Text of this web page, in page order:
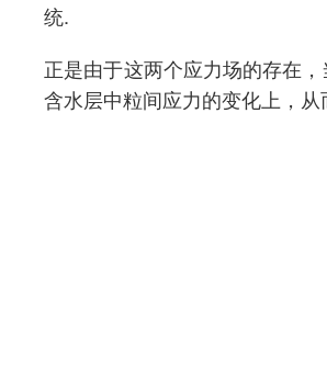
统.
正是由于这两个应力场的存在
含水层中粒间应力的变化上，